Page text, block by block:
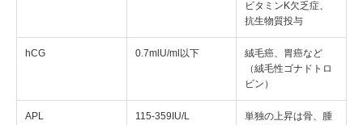
ビタミンK欠乏症、
抗生物質投与
hCG 0.7mlU/ml以下
絨毛癌、胃癌など
（絨毛性ゴナドトロ
ビン）
APL 115-359IU/L
単独の上昇は骨、腫